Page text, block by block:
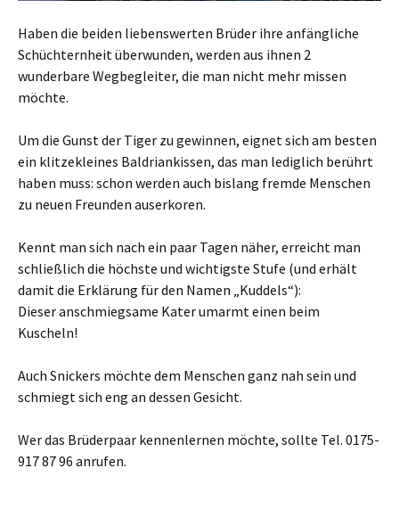
Haben die beiden liebenswerten Brüder ihre anfängliche
Schüchternheit überwunden, werden aus ihnen 2
wunderbare Wegbegleiter, die man nicht mehr missen
möchte.
Um die Gunst der Tiger zu gewinnen, eignet sich am besten
ein klitzekleines Baldriankissen, das man lediglich berührt
haben muss: schon werden auch bislang fremde Menschen
zu neuen Freunden auserkoren.
Kennt man sich nach ein paar Tagen näher, erreicht man
schließlich die höchste und wichtigste Stufe (und erhält
damit die Erklärung für den Namen „Kuddels“):
Dieser anschmiegsame Kater umarmt einen beim
Kuscheln!
Auch Snickers möchte dem Menschen ganz nah sein und
schmiegt sich eng an dessen Gesicht.
Wer das Brüderpaar kennenlernen möchte, sollte Tel. 0175-
917 87 96 anrufen.